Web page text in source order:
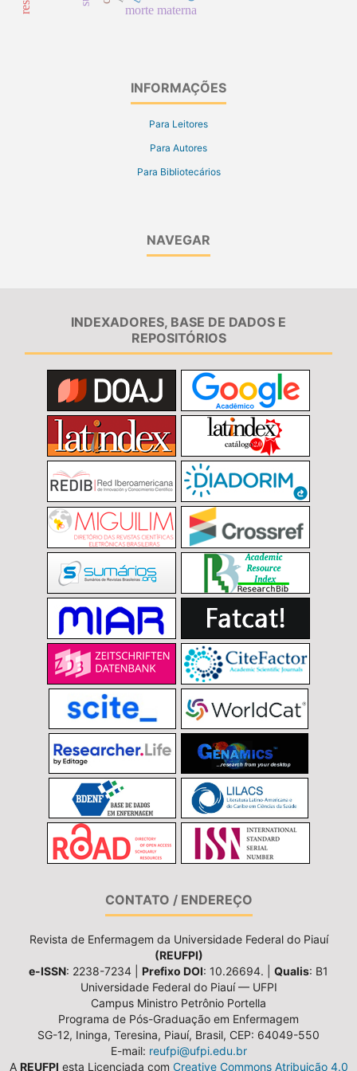
morte materna
INFORMAÇÕES
Para Leitores
Para Autores
Para Bibliotecários
NAVEGAR
INDEXADORES, BASE DE DADOS E
REPOSITÓRIOS
CONTATO / ENDEREÇO
Revista de Enfermagem da Universidade Federal do Piauí
(REUFPI)
e-ISSN: 2238-7234 | Prefixo DOI: 10.26694. | Qualis: B1
Universidade Federal do Piauí — UFPI
Campus Ministro Petrônio Portella
Programa de Pós-Graduação em Enfermagem
SG-12, Ininga, Teresina, Piauí, Brasil, CEP: 64049-550
E-mail: reufpi@ufpi.edu.br
A REUFPI esta Licenciada com Creative Commons Atribuição 4.0